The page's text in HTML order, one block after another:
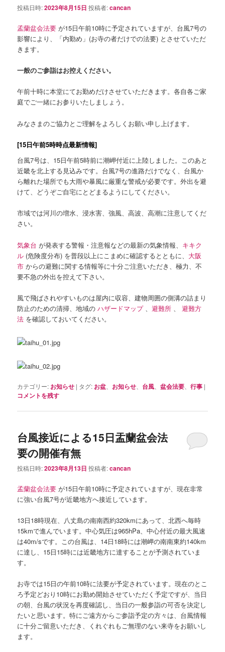
投稿日時:2023年8月15日 投稿者:cancan
孟蘭盆会法要 が15日午前10時に予定されていますが、台風7号の
影響により、「内勤め」(お寺の者だけでの法要) とさせていただ
きます。
一般のご参詣はお控えください。
午前十時に本堂にてお勤めだけさせていただきます。各自各ご家
庭でご一緒にお参りいたしましょう。
みなさまのご協力とご理解をよろしくお願い申し上げます。
[15日午前5時時点最新情報]
台風7号は、15日午前5時前に潮岬付近に上陸しました。このあと
近畿を北上する見込みです。台風7号の進路だけでなく、台風か
ら離れた場所でも大雨や暴風に厳重な警戒が必要です。外出を避
けて、どうぞご自宅にとどまるようにしてください。
市域では河川の増水、浸水害、強風、高波、高潮に注意してくだ
さい。
気象台 が発表する警報・注意報などの最新の気象情報、 キキク
ル (危険度分布) を普段以上にこまめに確認するとともに、 大阪
市 からの避難に関する情報等に十分ご注意いただき、極力、不
要不急の外出を控えて下さい。
風で飛ばされやすいものは屋内に収容、建物周囲の側溝の詰まり
防止のための清掃、地域のハザードマップ、避難所 、避難方
法 を確認しておいてください。
カテゴリー: お知らせ | タグ: お盆 お知らせ 台風 、盆会法要 、行事 |
コメントを残す
台風接近による15日盂蘭盆会法
要の開催有無
投稿日時:2023年8月13日 投稿者:cancan
孟蘭盆会法要 が15日午前10時に予定されていますが、現在非常
に強い台風7号が近畿地方へ接近しています。
13日18時現在、八丈島の南南西約320kmにあって、北西へ毎時
15kmで進んでいます。中心気圧は965hPa、中心付近の最大風速
は40m/sです。この台風は、14日18時には潮岬の南南東約140km
に達し、15日15時には近畿地方に達することが予測されていま
す。
お寺では15日の午前10時に法要が予定されています。現在のとこ
ろ予定どおり10時にお勤め開始させていただく予定ですが、当日
の朝、台風の状況を再度確認し、当日の一般参詣の可否を決定し
たいと思います。特にご遠方からご参詣予定の方々は、台風情報
に十分ご留意いただき、くれぐれもご無理のない来寺をお願いし
ます。